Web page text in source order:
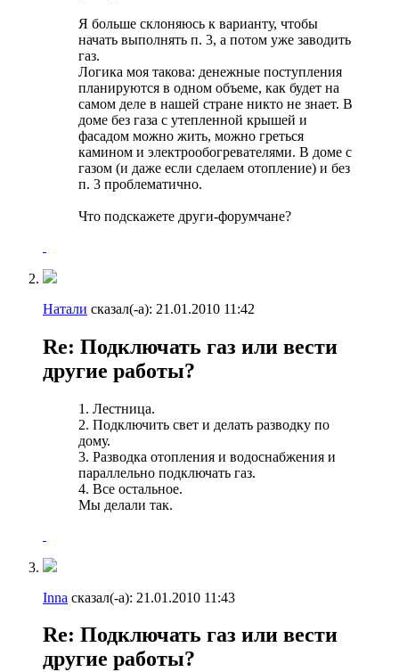
Я больше склоняюсь к варианту, чтобы
начать выполнять п. 3, а потом уже заводить
газ.
Логика моя такова: денежные поступления
планируются в одном объеме, как будет на
самом деле в нашей стране никто не знает. В
доме без газа с утепленной крышей и
фасадом можно жить, можно греться
камином и электрообогревателями. В доме с
газом (и даже если сделаем отопление) и без
п. 3 проблематично.
Что подскажете други-форумчане?
Натали сказал(-а): 21.01.2010 11:42
Re: Подключать газ или вести
другие работы?
1. Лестница.
2. Подключить свет и делать разводку по
дому.
3. Разводка отопления и водоснабжения и
параллельно подключать газ.
4. Все остальное.
Мы делали так.
Inna сказал(-а): 21.01.2010 11:43
Re: Подключать газ или вести
другие работы?